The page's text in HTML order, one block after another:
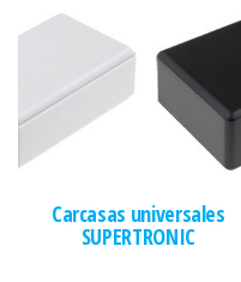
Carcasas universales
SUPERTRONIC